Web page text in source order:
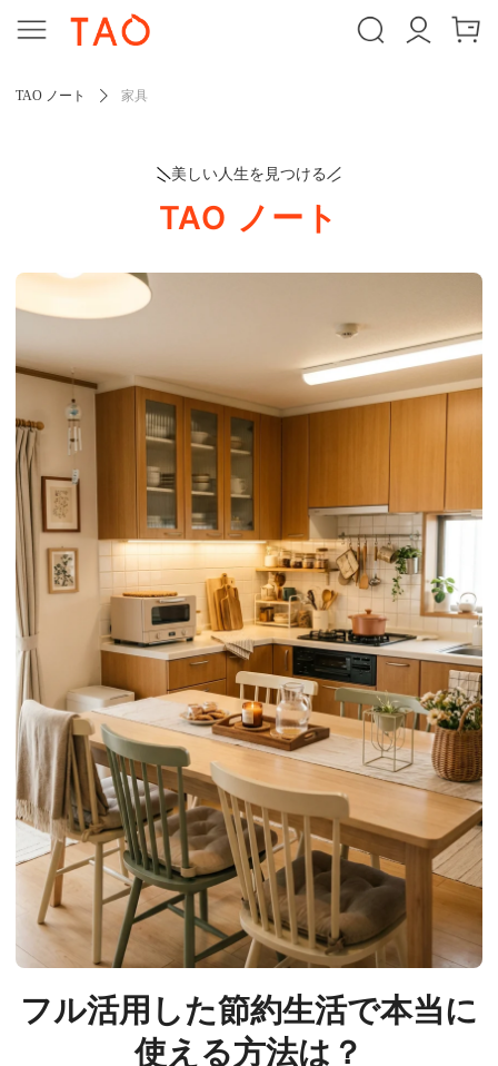
TAO ノート 家具
美しい人生を見つける
TAO ノート
フル活用した節約生活で本当に
使える方法は？